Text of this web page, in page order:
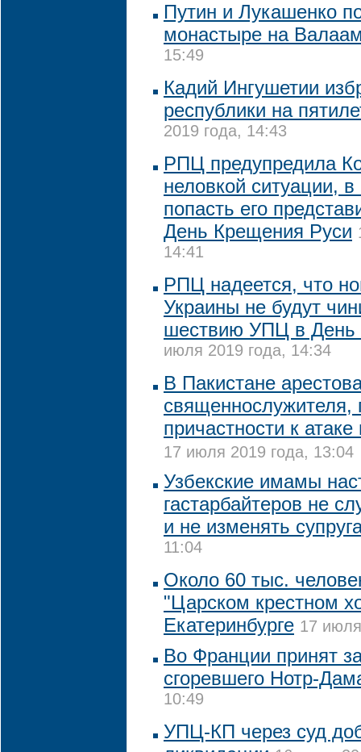
Путин и Лукашенко
монастыре на
15:49
Кадий Ингушетии
республики на
2019 года, 14:43
РПЦ предупредила
неловкой ситуации,
попасть его
День Крещения Руси
14:41
РПЦ надеется, что
Украины не будут
шествию УПЦ в День
июля 2019 года, 14:34
В Пакистане
священнослужителя,
причастности к
17 июля 2019 года, 13:04
Узбекские имамы
гастарбайтеров не
и не изменять
11:04
Около 60 тыс.
"Царском крестном
Екатеринбурге 17
Во Франции принят
сгоревшего Нотр-
10:49
УПЦ-КП через суд